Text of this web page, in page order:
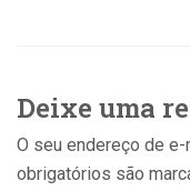
Deixe uma
O seu endereço de
obrigatórios são